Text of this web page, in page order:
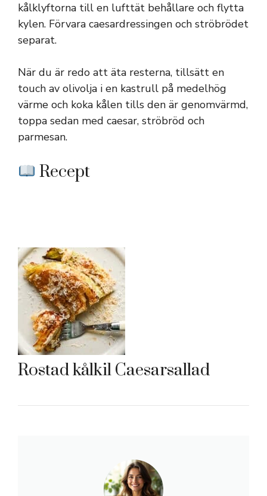
kålklyftorna till en lufttät behållare och flytta
kylen. Förvara caesardressingen och ströbrödet
separat.
När du är redo att äta resterna, tillsätt en
touch av olivolja i en kastrull på medelhög
värme och koka kålen tills den är genomvärmd,
toppa sedan med caesar, ströbröd och
parmesan.
Recept
Rostad kålkil Caesarsallad